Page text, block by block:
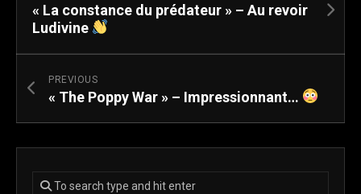
« La constance du prédateur » – Au revoir
Ludivine
PREVIOUS
« The Poppy War » – Impressionnant…